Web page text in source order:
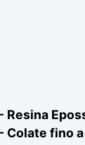
Resina
- Colate fino a